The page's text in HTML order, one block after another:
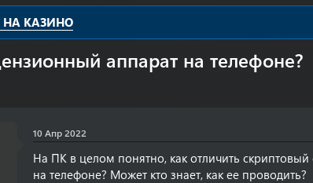
НА КАЗИНО
аппарат на телефоне?
10 Апр 2022
На ПК в целом понятно, как отличить
на телефоне? Может кто знает, как ее проводить?